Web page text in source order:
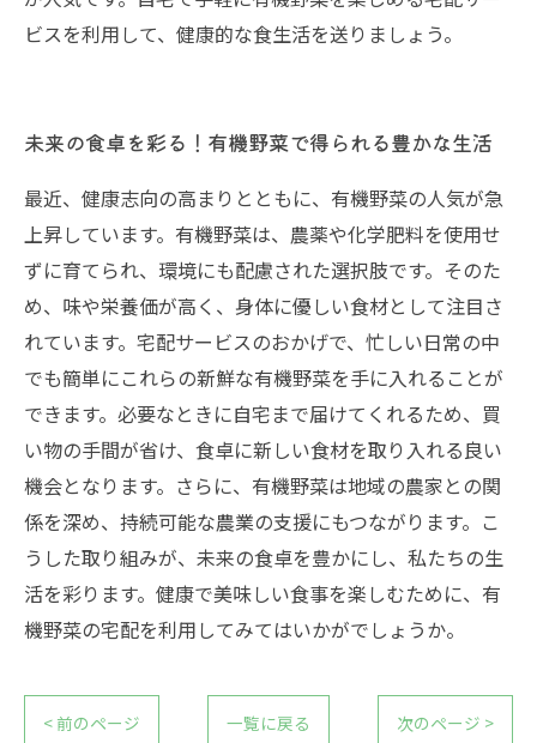
ビスを利用して、健康的な食生活を送りましょう。
未来の食卓を彩る！有機野菜で得られる豊かな生活
最近、健康志向の高まりとともに、有機野菜の人気が急
上昇しています。有機野菜は、農薬や化学肥料を使用せ
ずに育てられ、環境にも配慮された選択肢です。そのた
め、味や栄養価が高く、身体に優しい食材として注目さ
れています。宅配サービスのおかげで、忙しい日常の中
でも簡単にこれらの新鮮な有機野菜を手に入れることが
できます。必要なときに自宅まで届けてくれるため、買
い物の手間が省け、食卓に新しい食材を取り入れる良い
機会となります。さらに、有機野菜は地域の農家との関
係を深め、持続可能な農業の支援にもつながります。こ
うした取り組みが、未来の食卓を豊かにし、私たちの生
活を彩ります。健康で美味しい食事を楽しむために、有
機野菜の宅配を利用してみてはいかがでしょうか。
< 前のページ 一覧に戻る 次のページ >